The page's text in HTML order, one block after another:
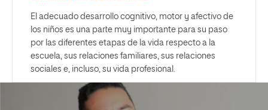
El adecuado desarrollo cognitivo, motor y afectivo de
los niños es una parte muy importante para su paso
por las diferentes etapas de la vida respecto a la
escuela, sus relaciones familiares, sus relaciones
sociales e, incluso, su vida profesional.